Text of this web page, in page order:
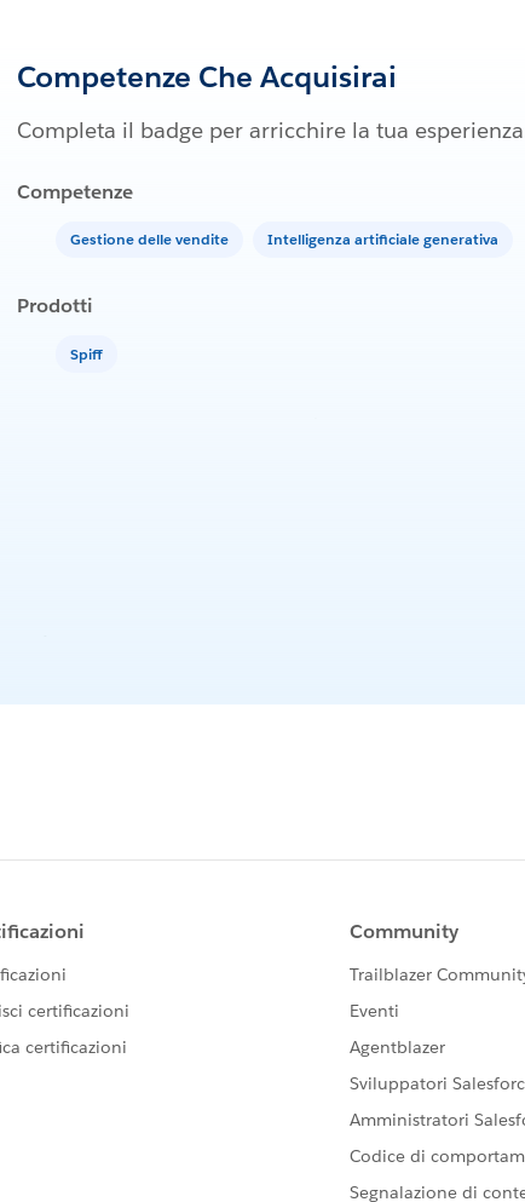
Competenze Che Acquisirai
Completa il badge per arricchire la tua
Competenze
Gestione delle vendite Intelligenza artificiale generativa
Prodotti
Spiff